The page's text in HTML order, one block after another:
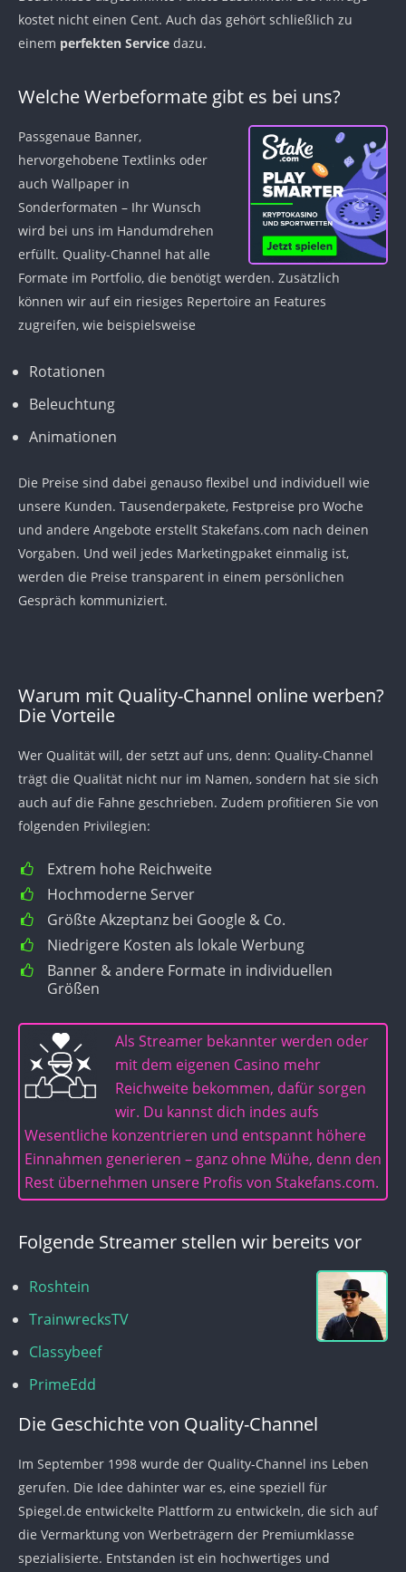
kostet nicht einen Cent. Auch das gehört schließlich zu
einem perfekten Service dazu.
Welche Werbeformate gibt es bei uns?
Passgenaue Banner,
hervorgehobene Textlinks oder
auch Wallpaper in
Sonderformaten – Ihr Wunsch
wird bei uns im Handumdrehen
erfüllt. Quality-Channel hat alle
Formate im Portfolio, die benötigt werden. Zusätzlich
können wir auf ein riesiges Repertoire an Features
zugreifen, wie beispielsweise
Rotationen
Beleuchtung
Animationen
Die Preise sind dabei genauso flexibel und individuell wie
unsere Kunden. Tausenderpakete, Festpreise pro Woche
und andere Angebote erstellt Stakefans.com nach deinen
Vorgaben. Und weil jedes Marketingpaket einmalig ist,
werden die Preise transparent in einem persönlichen
Gespräch kommuniziert.
Warum mit Quality-Channel online werben?
Die Vorteile
Wer Qualität will, der setzt auf uns, denn: Quality-Channel
trägt die Qualität nicht nur im Namen, sondern hat sie sich
auch auf die Fahne geschrieben. Zudem profitieren Sie von
folgenden Privilegien:
Extrem hohe Reichweite
Hochmoderne Server
Größte Akzeptanz bei Google & Co.
Niedrigere Kosten als lokale Werbung
Banner & andere Formate in individuellen
Größen
Als Streamer bekannter werden oder
mit dem eigenen Casino mehr
Reichweite bekommen, dafür sorgen
wir. Du kannst dich indes aufs
Wesentliche konzentrieren und entspannt höhere
Einnahmen generieren – ganz ohne Mühe, denn den
Rest übernehmen unsere Profis von Stakefans.com.
Folgende Streamer stellen wir bereits vor
Roshtein
TrainwrecksTV
Classybeef
PrimeEdd
Die Geschichte von Quality-Channel
Im September 1998 wurde der Quality-Channel ins Leben
gerufen. Die Idee dahinter war es, eine speziell für
Spiegel.de entwickelte Plattform zu entwickeln, die sich auf
die Vermarktung von Werbeträgern der Premiumklasse
spezialisierte. Entstanden ist ein hochwertiges und